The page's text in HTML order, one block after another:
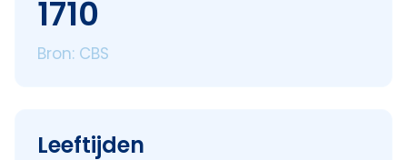
1710
Bron: CBS
Leeftijden